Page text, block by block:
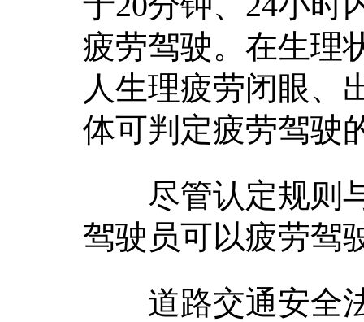
疲劳驾驶。在生理
人生理疲劳闭眼、
体可判定疲劳驾驶
尽管认定规则与
驾驶员可以疲劳驾
道路交通安全法